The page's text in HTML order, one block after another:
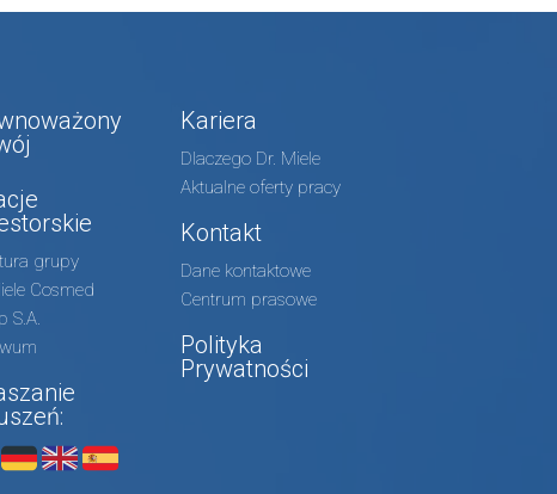
grupy
Cosmed
S.A.
Kariera
Dlaczego Dr. Miele
Aktualne oferty pracy
Kontakt
Dane kontaktowe
Centrum prasowe
Polityka
Prywatności